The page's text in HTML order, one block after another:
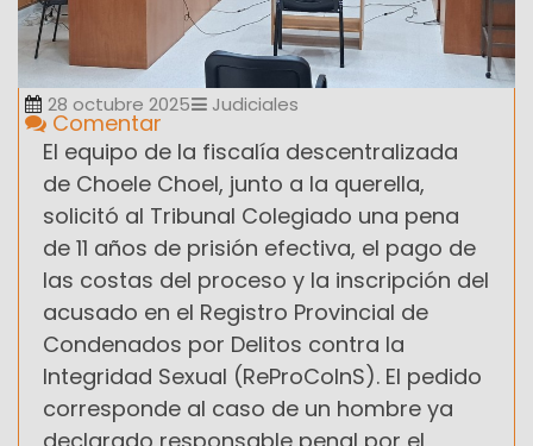
28 octubre 2025 Judiciales
Comentar
El equipo de la fiscalía descentralizada
de Choele Choel, junto a la querella,
solicitó al Tribunal Colegiado una pena
de 11 años de prisión efectiva, el pago de
las costas del proceso y la inscripción del
acusado en el Registro Provincial de
Condenados por Delitos contra la
Integridad Sexual (ReProCoInS). El pedido
corresponde al caso de un hombre ya